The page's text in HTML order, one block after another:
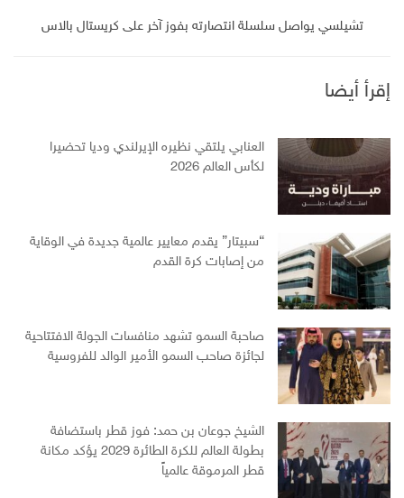
تشيلسي يواصل سلسلة انتصارته بفوز آخر على كريستال بالاس
إقرأ أيضا
العنابي يلتقي نظيره الإيرلندي وديا تحضيرا
لكأس العالم 2026
“سبيتار” يقدم معايير عالمية جديدة في الوقاية
من إصابات كرة القدم
صاحبة السمو تشهد منافسات الجولة الافتتاحية
لجائزة صاحب السمو الأمير الوالد للفروسية
الشيخ جوعان بن حمد: فوز قطر باستضافة
بطولة العالم للكرة الطائرة 2029 يؤكد مكانة
قطر المرموقة عالمياً